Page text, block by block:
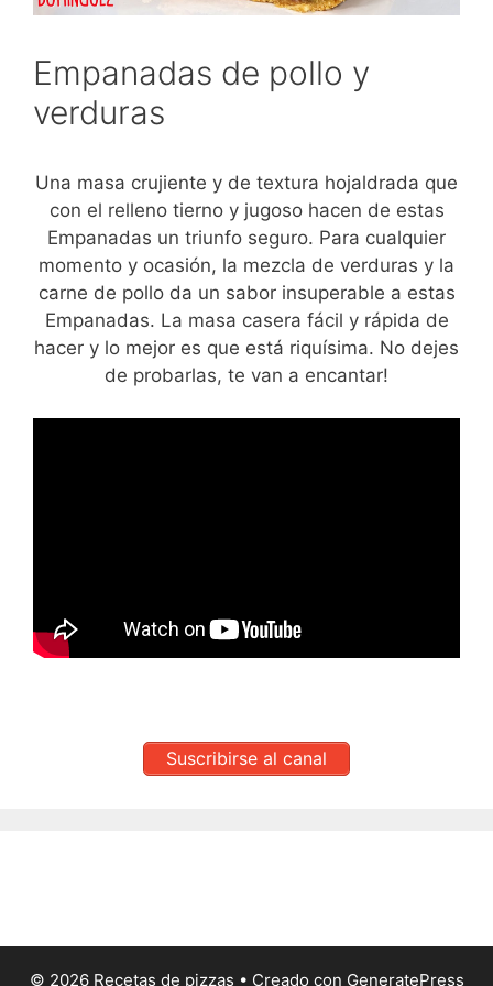
Empanadas de pollo y
verduras
Una masa crujiente y de textura hojaldrada que
con el relleno tierno y jugoso hacen de estas
Empanadas un triunfo seguro. Para cualquier
momento y ocasión, la mezcla de verduras y la
carne de pollo da un sabor insuperable a estas
Empanadas. La masa casera fácil y rápida de
hacer y lo mejor es que está riquísima. No dejes
de probarlas, te van a encantar!
Suscribirse al canal
© 2026 Recetas de pizzas • Creado con GeneratePress